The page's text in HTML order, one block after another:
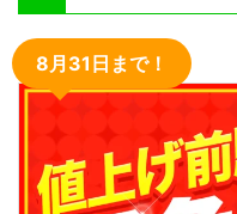
8月31日まで！